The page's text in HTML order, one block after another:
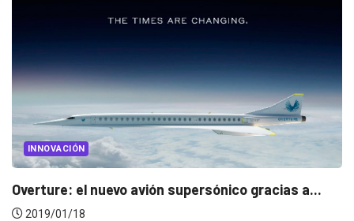
INNOVACIÓN
Overture: el nuevo avión supersónico gracias a...
2019/01/18